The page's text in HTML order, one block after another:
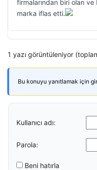
firmalarından biri olan
marka iflas etti.
1 yazı görüntüleniyor
Bu konuyu yanıtlamak için
Kullanıcı adı:
Parola:
Beni hatırla